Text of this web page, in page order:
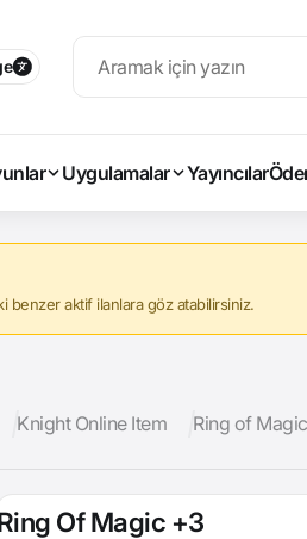
Uygulamalar Yayıncılar
benzer aktif ilanlara göz atabilirsiniz.
Knight Online Item Ring of
Of Magic +3